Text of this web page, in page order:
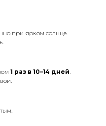
при ярком солнце.
1 раз в 10–14 дней.